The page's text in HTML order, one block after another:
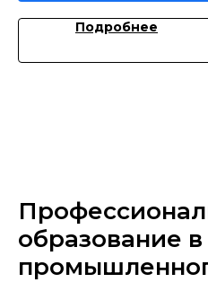
Подробнее
образование